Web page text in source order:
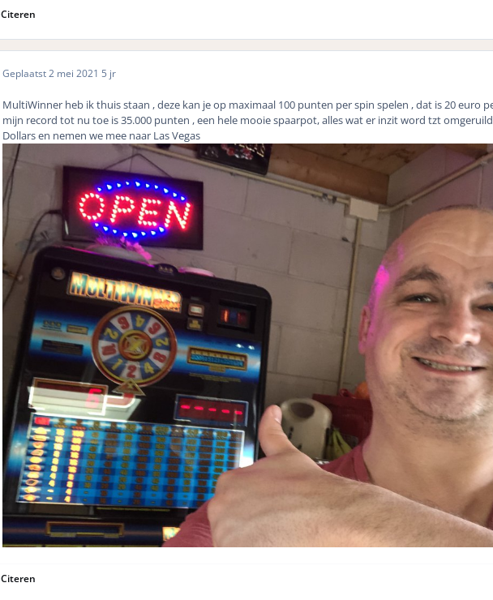
Citeren
Geplaatst2 mei 2021 5 jr
MultiWinner heb ik thuis staan , deze kan je op maximaal 100 punten per spin spelen , dat is 20 euro
mijn record tot nu toe is 35.000 punten , een hele mooie spaarpot, alles wat er inzit word tzt
Dollars en nemen we mee naar Las Vegas
Citeren